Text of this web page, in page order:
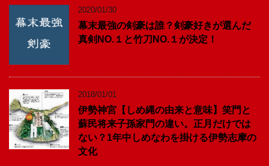
2020/01/30
幕末最強の剣豪は誰？剣豪好きが選んだ
真剣NO.１と竹刀NO.１が決定！
2018/01/01
伊勢神宮【しめ縄の由来と意味】笑門と
蘇民将来子孫家門の違い。正月だけでは
ない？1年中しめなわを掛ける伊勢志摩の
文化